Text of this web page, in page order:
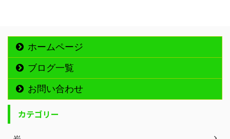
ホームページ
ブログ一覧
お問い合わせ
カテゴリー